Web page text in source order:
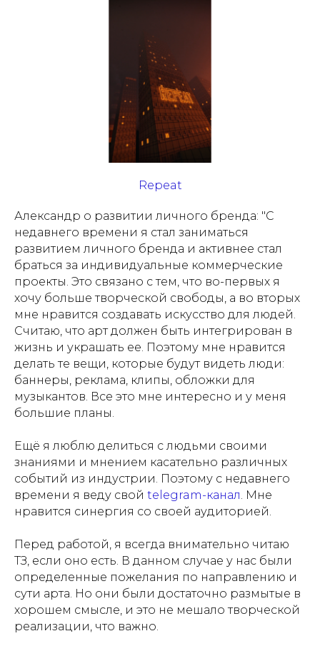
Repeat
Александр о развитии личного бренда: "С
недавнего времени я стал заниматься
развитием личного бренда и активнее стал
браться за индивидуальные коммерческие
проекты. Это связано с тем, что во-первых я
хочу больше творческой свободы, а во вторых
мне нравится создавать искусство для людей.
Считаю, что арт должен быть интегрирован в
жизнь и украшать ее. Поэтому мне нравится
делать те вещи, которые будут видеть люди:
баннеры, реклама, клипы, обложки для
музыкантов. Все это мне интересно и у меня
большие планы.
Ещё я люблю делиться с людьми своими
знаниями и мнением касательно различных
событий из индустрии. Поэтому с недавнего
времени я веду свой telegram-канал . Мне
нравится синергия со своей аудиторией.
Перед работой, я всегда внимательно читаю
ТЗ, если оно есть. В данном случае у нас были
определенные пожелания по направлению и
сути арта. Но они были достаточно размытые в
хорошем смысле, и это не мешало творческой
реализации, что важно.